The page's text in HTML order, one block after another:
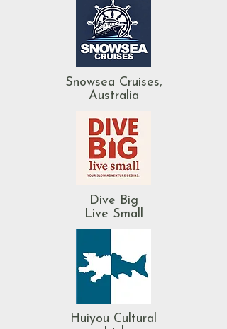
Snowsea Cruises,
Australia
Dive Big
Live Small
Huiyou Cultural